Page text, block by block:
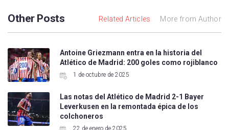
Other Posts Related Articles More from Author
Antoine Griezmann entra en la historia del
Atlético de Madrid: 200 goles como rojiblanco
1 de octubre de 2025
Las notas del Atlético de Madrid 2-1 Bayer
Leverkusen en la remontada épica de los
colchoneros
22 de enero de 2025